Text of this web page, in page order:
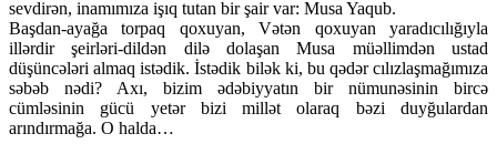
sevdirən, inamımıza işıq tutan bir şair var: Musa Yaqub.
Başdan-ayağa torpaq qoxuyan, Vətən qoxuyan yaradıcılığıyla
illərdir şeirləri-dildən dilə dolaşan Musa müəllimdən ustad
düşüncələri almaq istədik. İstədik bilək ki, bu qədər cılızlaşmağımıza
səbəb nədi? Axı, bizim ədəbiyyatın bir nümunəsinin bircə
cümləsinin gücü yetər bizi millət olaraq bəzi duyğulardan
arındırmağa. O halda…